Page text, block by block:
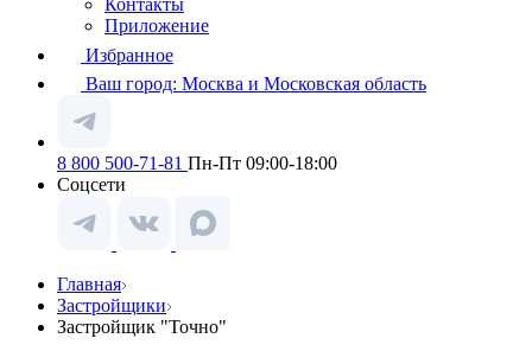
Контакты
Приложение
Избранное
Ваш город: Москва и Московская область
8 800 500-71-81 Пн-Пт 09:00-18:00
Соцсети
Главная
Застройщики
Застройщик "Точно"